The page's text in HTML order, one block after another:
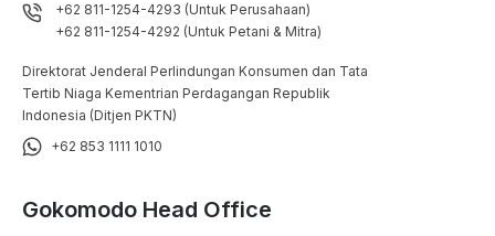
+62 811-1254-4293 (Untuk Perusahaan)
+62 811-1254-4292 (Untuk Petani & Mitra)
Direktorat Jenderal Perlindungan Konsumen dan Tata
Tertib Niaga Kementrian Perdagangan Republik
Indonesia (Ditjen PKTN)
+62 853 1111 1010
Gokomodo Head Office